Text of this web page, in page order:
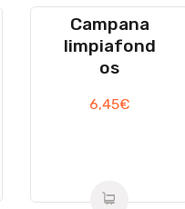
Campana
limpiafond
os
6,45€